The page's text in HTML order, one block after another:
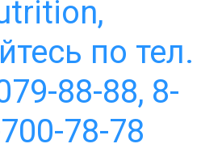
по тел.
88-88, 8-
78-78